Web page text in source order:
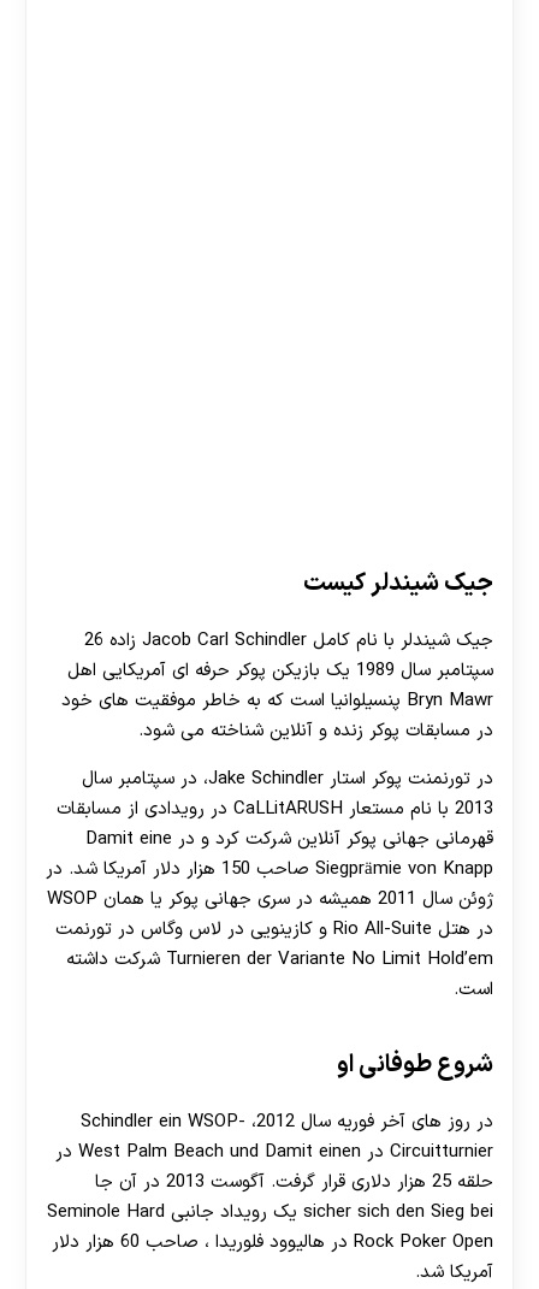
جیک شیندلر کیست
جیک شیندلر با نام کامل Jacob Carl Schindler زاده 26
سپتامبر سال 1989 یک بازیکن پوکر حرفه ای آمریکایی اهل
Bryn Mawr پنسیلوانیا است که به خاطر موفقیت های خود
در مسابقات پوکر زنده و آنلاین شناخته می شود.
در تورنمنت پوکر استار Jake Schindler، در سپتامبر سال
2013 با نام مستعار CaLLitARUSH در رویدادی از مسابقات
قهرمانی جهانی پوکر آنلاین شرکت کرد و در Damit eine
Siegprämie von Knapp صاحب 150 هزار دلار آمریکا شد. در
ژوئن سال 2011 همیشه در سری جهانی پوکر یا همان WSOP
در هتل Rio All-Suite و کازینویی در لاس وگاس در تورنمت
Turnieren der Variante No Limit Hold’em شرکت داشته
است.
شروع طوفانی او
در روز های آخر فوریه سال 2012، Schindler ein WSOP-
Circuitturnier در West Palm Beach und Damit einen در
حلقه 25 هزار دلاری قرار گرفت. آگوست 2013 در آن جا
sicher sich den Sieg bei یک رویداد جانبی Seminole Hard
Rock Poker Open در هالیوود فلوریدا ، صاحب 60 هزار دلار
آمریکا شد.